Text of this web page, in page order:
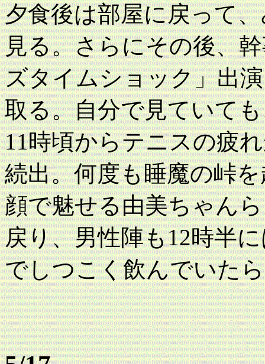
夕食後は部屋に戻って
見る。さらにその後、
ズタイムショック」出
取る。自分で見ていて
11時頃からテニスの疲
続出。何度も睡魔の峠
顔で魅せる由美ちゃん
戻り、男性陣も12時半
でしつこく飲んでいた